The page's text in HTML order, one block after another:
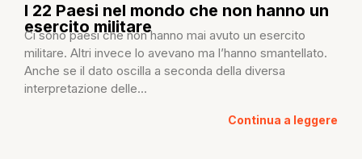
I 22 Paesi nel mondo che non hanno un
esercito militare
Ci sono paesi che non hanno mai avuto un esercito
militare. Altri invece lo avevano ma l’hanno smantellato.
Anche se il dato oscilla a seconda della diversa
interpretazione delle...
Continua a leggere